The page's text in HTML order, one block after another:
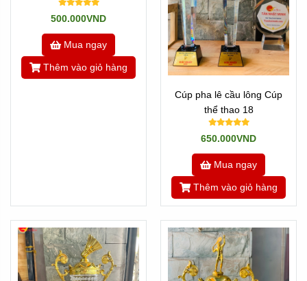
Các mẫu Cúp nhựa
Hoặc quay , hoặc tìn hiểuVề chúng tôi
---//---
Newsun Tân Nhật Minh - Vua quà việt
500.000VND
Mua ngay
Thêm vào giỏ hàng
Cúp pha lê cầu lông Cúp
thể thao 18
650.000VND
Mua ngay
Thêm vào giỏ hàng